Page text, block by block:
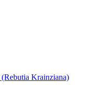
Krainziana)